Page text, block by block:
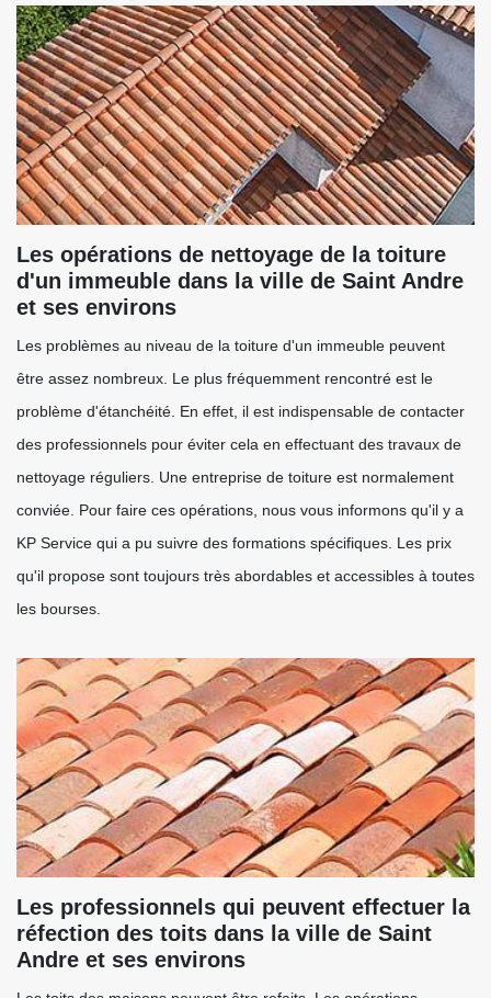
Les opérations de nettoyage de la toiture
d'un immeuble dans la ville de Saint Andre
et ses environs
Les problèmes au niveau de la toiture d'un immeuble peuvent
être assez nombreux. Le plus fréquemment rencontré est le
problème d'étanchéité. En effet, il est indispensable de contacter
des professionnels pour éviter cela en effectuant des travaux de
nettoyage réguliers. Une entreprise de toiture est normalement
conviée. Pour faire ces opérations, nous vous informons qu'il y a
KP Service qui a pu suivre des formations spécifiques. Les prix
qu'il propose sont toujours très abordables et accessibles à toutes
les bourses.
Les professionnels qui peuvent effectuer la
réfection des toits dans la ville de Saint
Andre et ses environs